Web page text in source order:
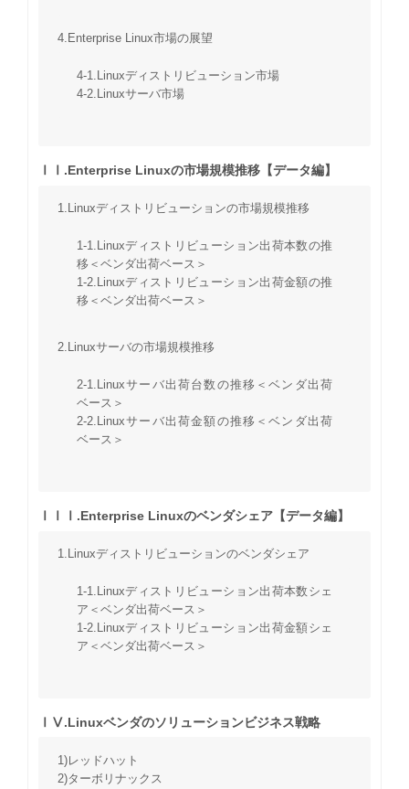
4.Enterprise Linux市場の展望
4-1.Linuxディストリビューション市場
4-2.Linuxサーバ市場
ⅠⅠ.Enterprise Linuxの市場規模推移【データ編】
1.Linuxディストリビューションの市場規模推移
1-1.Linuxディストリビューション出荷本数の推
移＜ベンダ出荷ベース＞
1-2.Linuxディストリビューション出荷金額の推
移＜ベンダ出荷ベース＞
2.Linuxサーバの市場規模推移
2-1.Linuxサーバ出荷台数の推移＜ベンダ出荷
ベース＞
2-2.Linuxサーバ出荷金額の推移＜ベンダ出荷
ベース＞
ⅠⅠⅠ.Enterprise Linuxのベンダシェア【データ編】
1.Linuxディストリビューションのベンダシェア
1-1.Linuxディストリビューション出荷本数シェ
ア＜ベンダ出荷ベース＞
1-2.Linuxディストリビューション出荷金額シェ
ア＜ベンダ出荷ベース＞
ⅠⅤ.Linuxベンダのソリューションビジネス戦略
1)レッドハット
2)ターボリナックス